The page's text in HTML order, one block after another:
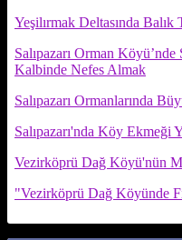
Yeşilırmak Deltasında Balık
Salıpazarı Orman
Kalbinde Nefes Almak
Salıpazarı Ormanlarında
Salıpazarı'nda Köy Ekmeği
Vezirköprü Dağ Köyü'nün
"Vezirköprü Dağ Köyünde